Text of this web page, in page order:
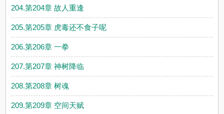
204.第204章 故人重逢
205.第205章 虎毒还不食子呢
206.第206章 一拳
207.第207章 神树降临
208.第208章 树魂
209.第209章 空间天赋